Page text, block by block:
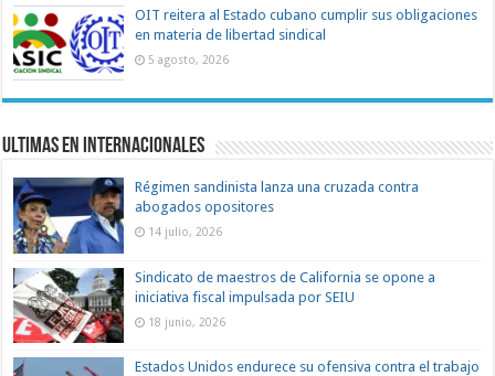
OIT reitera al Estado cubano cumplir sus obligaciones
en materia de libertad sindical
5 agosto, 2026
Ultimas en Internacionales
Régimen sandinista lanza una cruzada contra
abogados opositores
14 julio, 2026
Sindicato de maestros de California se opone a
iniciativa fiscal impulsada por SEIU
18 junio, 2026
Estados Unidos endurece su ofensiva contra el trabajo